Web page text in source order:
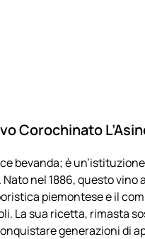
Corochinato
bevanda; è
nel 1886, questo vino
piemontese e il
La sua ricetta, rimasta
generazioni di